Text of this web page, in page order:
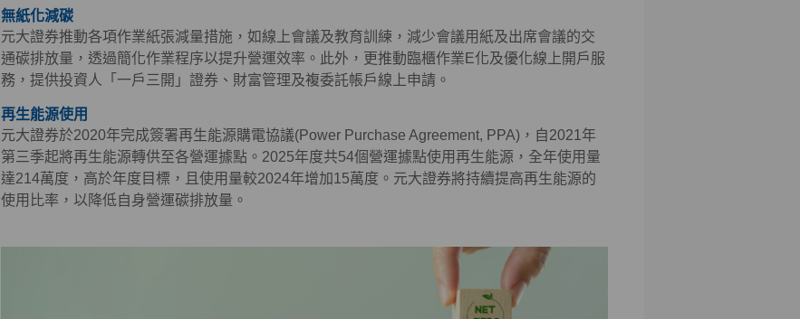
無紙化減碳
元大證券推動各項作業紙張減量措施，如線上會議及教育訓練，減少會議用紙及出席會議的交
通碳排放量，透過簡化作業程序以提升營運效率。此外，更推動臨櫃作業E化及優化線上開戶服
務，提供投資人「一戶三開」證券、財富管理及複委託帳戶線上申請。
再生能源使用
元大證券於2020年完成簽署再生能源購電協議(Power Purchase Agreement, PPA)，自2021年
第三季起將再生能源轉供至各營運據點。2025年度共54個營運據點使用再生能源，全年使用量
達214萬度，高於年度目標，且使用量較2024年增加15萬度。元大證券將持續提高再生能源的
使用比率，以降低自身營運碳排放量。